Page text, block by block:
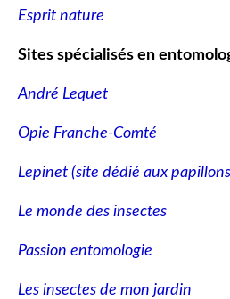
Esprit nature
Sites spécialisés en
André Lequet
Opie Franche-Comté
Lepinet (site dédié aux papillons
Le monde des insectes
Passion entomologie
Les insectes de mon jardin